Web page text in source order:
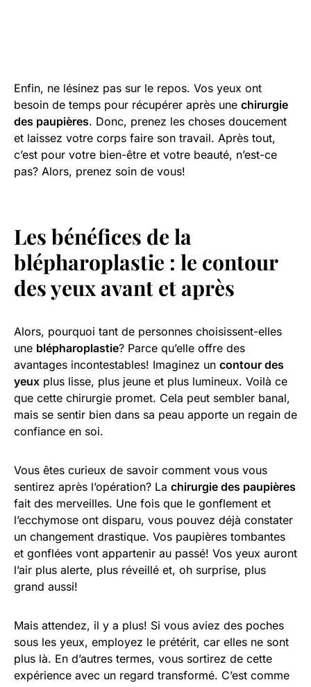
Enfin, ne lésinez pas sur le repos. Vos yeux ont
besoin de temps pour récupérer après une chirurgie
des paupières. Donc, prenez les choses doucement
et laissez votre corps faire son travail. Après tout,
c’est pour votre bien-être et votre beauté, n’est-ce
pas? Alors, prenez soin de vous!
Les bénéfices de la
blépharoplastie : le contour
des yeux avant et après
Alors, pourquoi tant de personnes choisissent-elles
une blépharoplastie? Parce qu’elle offre des
avantages incontestables! Imaginez un contour des
yeux plus lisse, plus jeune et plus lumineux. Voilà ce
que cette chirurgie promet. Cela peut sembler banal,
mais se sentir bien dans sa peau apporte un regain de
confiance en soi.
Vous êtes curieux de savoir comment vous vous
sentirez après l’opération? La chirurgie des paupières
fait des merveilles. Une fois que le gonflement et
l’ecchymose ont disparu, vous pouvez déjà constater
un changement drastique. Vos paupières tombantes
et gonflées vont appartenir au passé! Vos yeux auront
l’air plus alerte, plus réveillé et, oh surprise, plus
grand aussi!
Mais attendez, il y a plus! Si vous aviez des poches
sous les yeux, employez le prétérit, car elles ne sont
plus là. En d’autres termes, vous sortirez de cette
expérience avec un regard transformé. C’est comme